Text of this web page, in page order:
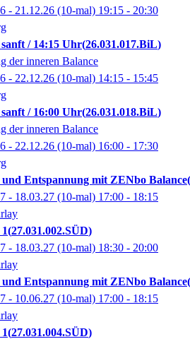
- 21.12.26 (10-mal) 19:15 - 20:30
sanft / 14:15 Uhr 26.031.017.BiL
der inneren Balance
- 22.12.26 (10-mal) 14:15 - 15:45
sanft / 16:00 Uhr 26.031.018.BiL
der inneren Balance
- 22.12.26 (10-mal) 16:00 - 17:30
und Entspannung mit ZENbo Balance
- 18.03.27 (10-mal) 17:00 - 18:15
27.031.002.SÜD
- 18.03.27 (10-mal) 18:30 - 20:00
und Entspannung mit ZENbo Balance
- 10.06.27 (10-mal) 17:00 - 18:15
27.031.004.SÜD